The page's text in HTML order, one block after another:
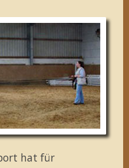
hat für